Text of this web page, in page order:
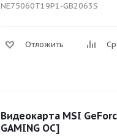
NE75060T19P1-GB2063S
Отложить
Видеокарта MSI
GAMING OC]